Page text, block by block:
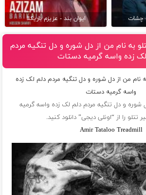
چشات ایوان بند - عزیزم باریکلا
به نام من از دل شوره و دل تنگیه مردم
زده واسه گرمیه دستات
نام من از دل شوره و دل تنگیه مردم دلم لک زده
واسه گرمیه دستات
شوره و دل تنگیه مردم دلم لک زده واسه گرمیه
تتلو را از “اونلی دیجی” دانلود کنید.
Amir Tataloo Treadmill